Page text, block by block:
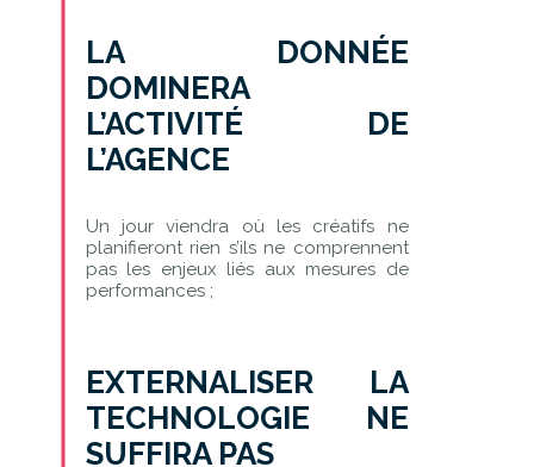
LA DONNÉE
DOMINERA
L’ACTIVITÉ DE
L’AGENCE
Un jour viendra où les créatifs ne
planifieront rien s’ils ne comprennent
pas les enjeux liés aux mesures de
performances ;
EXTERNALISER LA
TECHNOLOGIE NE
SUFFIRA PAS